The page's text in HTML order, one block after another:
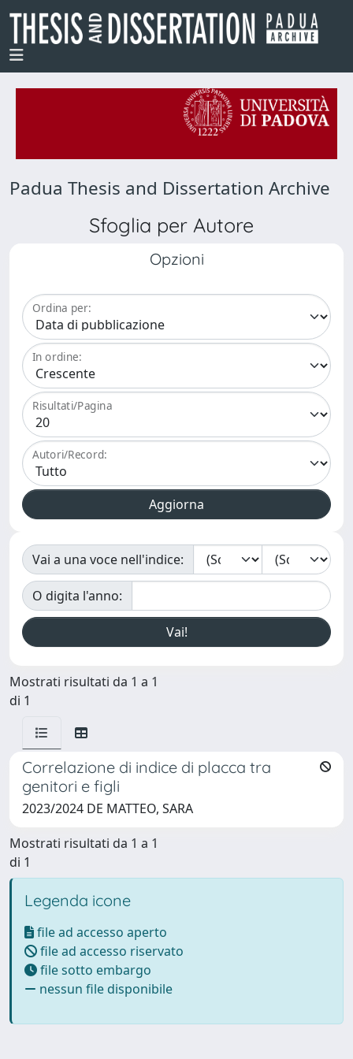
Padua Thesis and Dissertation Archive
Sfoglia per Autore
Opzioni
Ordina per:
In ordine:
Risultati/Pagina
Autori/Record:
Vai a una voce nell'indice:
O digita l'anno:
Mostrati risultati da 1 a 1
di 1
Correlazione di indice di placca tra
genitori e figli
2023/2024 DE MATTEO, SARA
Mostrati risultati da 1 a 1
di 1
Legenda icone
file ad accesso aperto
file ad accesso riservato
file sotto embargo
nessun file disponibile